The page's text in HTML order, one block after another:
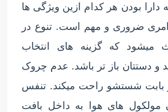
بودن هر کدام ازین ویژگی ها
ضروری و مهم است. تنوع در
که گزینه های انتخاب
و دستتان باز تر باشد. عدم چروک
بابت شستشو راحت میکند. تنفس
مولکول های هوا به داخل بافت